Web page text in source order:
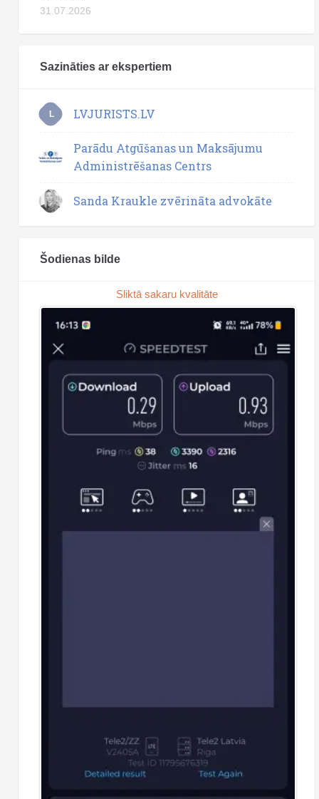
31.07.2026
Sazināties ar ekspertiem
L LVJURISTS.LV
Parādu Atgūšanas un Maksājumu
Administrēšanas Centrs
Sanda Kraukle zvērināta advokāte
Šodienas bilde
Sliktā sakaru kvalitāte